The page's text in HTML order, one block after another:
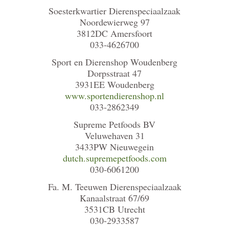
Soesterkwartier Dierenspeciaalzaak
Noordewierweg 97
3812DC Amersfoort
033-4626700
Sport en Dierenshop Woudenberg
Dorpsstraat 47
3931EE Woudenberg
www.sportendierenshop.nl
033-2862349
Supreme Petfoods BV
Veluwehaven 31
3433PW Nieuwegein
dutch.supremepetfoods.com
030-6061200
Fa. M. Teeuwen Dierenspeciaalzaak
Kanaalstraat 67/69
3531CB Utrecht
030-2933587